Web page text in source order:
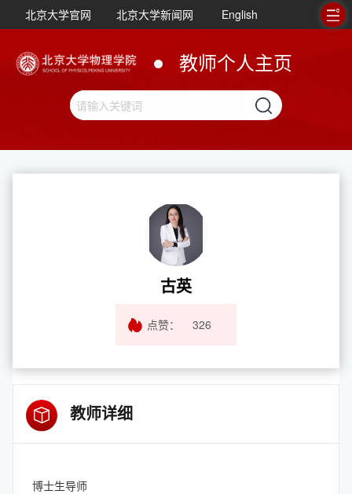
北京大学官网 北京大学新闻网 English
教师个人主页
古英
点赞： 326
教师详细
博士生导师